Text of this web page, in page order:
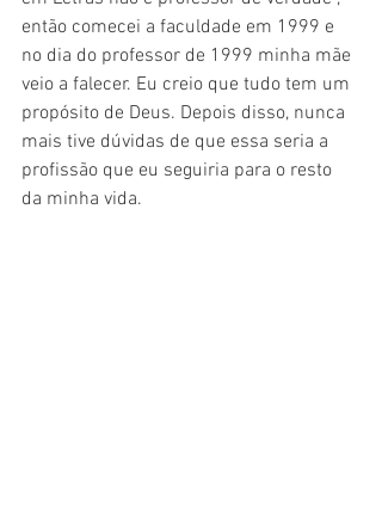
então comecei a faculdade em 1999 e
no dia do professor de 1999 minha mãe
veio a falecer. Eu creio que tudo tem um
propósito de Deus. Depois disso, nunca
mais tive dúvidas de que essa seria a
profissão que eu seguiria para o resto
da minha vida.